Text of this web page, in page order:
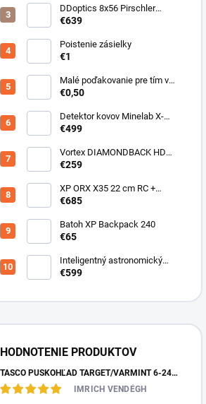
DDoptics 8x56 Pirschler
Gen.3 Magnesium zelený
€639
Poistenie zásielky
€1
Malé poďakovanie pre tím v
sklade
€0,50
Detektor kovov Minelab X-
Terra ELITE pinpoiter set
€499
Vortex DIAMONDBACK HD
10X50
€259
XP ORX X35 22 cm RC +
bezdrôtové slúchadlá
€685
Batoh XP Backpack 240
€65
Inteligentný astronomický
teleskop DwarfLab Dwarf III
€599
HODNOTENIE PRODUKTOV
TASCO PUŠKOHĽAD TARGET/VARMINT 6-24X42 MILDOT
IMRICH VENDÉGH